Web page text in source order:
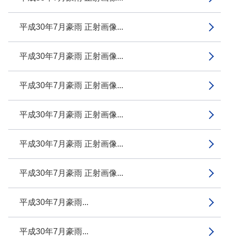
平成30年7月豪雨 正射画像...
平成30年7月豪雨 正射画像...
平成30年7月豪雨 正射画像...
平成30年7月豪雨 正射画像...
平成30年7月豪雨 正射画像...
平成30年7月豪雨 正射画像...
平成30年7月豪雨...
平成30年7月豪雨...